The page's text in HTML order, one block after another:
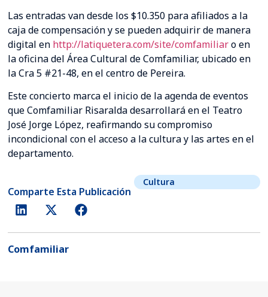
Las entradas van desde los $10.350 para afiliados a la
caja de compensación y se pueden adquirir de manera
digital en http://latiquetera.com/site/comfamiliar o en
la oficina del Área Cultural de Comfamiliar, ubicado en
la Cra 5 #21-48, en el centro de Pereira.
Este concierto marca el inicio de la agenda de eventos
que Comfamiliar Risaralda desarrollará en el Teatro
José Jorge López, reafirmando su compromiso
incondicional con el acceso a la cultura y las artes en el
departamento.
Comparte Esta Publicación
Cultura
Comfamiliar